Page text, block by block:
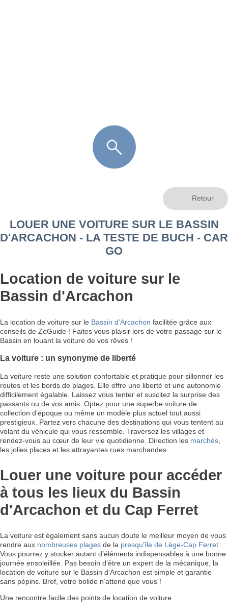
LOUER UNE VOITURE SUR LE BASSIN
D'ARCACHON - LA TESTE DE BUCH - CAR
GO
Location de voiture sur le
Bassin d'Arcachon
La location de voiture sur le Bassin d’Arcachon facilitée grâce aux
conseils de ZeGuide ! Faites vous plaisir lors de votre passage sur le
Bassin en louant la voiture de vos rêves !
La voiture : un synonyme de liberté
La voiture reste une solution confortable et pratique pour sillonner les
routes et les bords de plages. Elle offre une liberté et une autonomie
difficilement égalable. Laissez vous tenter et suscitez la surprise des
passants ou de vos amis. Optez pour une superbe voiture de
collection d’époque ou même un modèle plus actuel tout aussi
prestigieux. Partez vers chacune des destinations qui vous tentent au
volant du véhicule qui vous ressemble. Traversez les villages et
rendez-vous au cœur de leur vie quotidienne. Direction les marchés
les jolies places et les attrayantes rues marchandes.
Louer une voiture pour accéder
à tous les lieux du Bassin
d'Arcachon et du Cap Ferret
La voiture est également sans aucun doute le meilleur moyen de vous
rendre aux nombreuses plages de la presqu’île de Lège-Cap Ferret.
Vous pourrez y stocker autant d’éléments indispensables à une bonne
journée ensoleillée. Pas besoin d’être un expert de la mécanique, la
location de voiture sur le Bassin d'Arcachon est simple et garantie
sans pépins. Bref, votre bolide n’attend que vous !
Une rencontre facile des points de location de voiture :